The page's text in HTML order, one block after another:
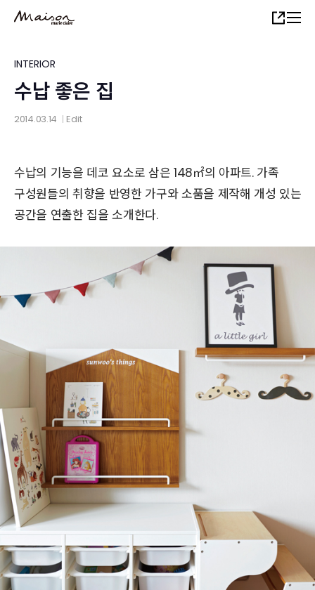
content
Share
INTERIOR
수납 좋은 집
2014.03.14 Edit
수납의 기능을 데코 요소로 삼은 148㎡의 아파트. 가족
구성원들의 취향을 반영한 가구와 소품을 제작해 개성 있는
공간을 연출한 집을 소개한다.